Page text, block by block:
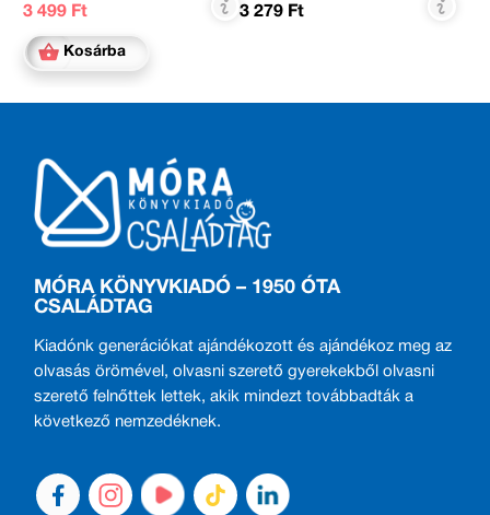
3 499 Ft
Kosárba
3 279 Ft
MÓRA KÖNYVKIADÓ – 1950 ÓTA
CSALÁDTAG
Kiadónk generációkat ajándékozott és ajándékoz meg az
olvasás örömével, olvasni szerető gyerekekből olvasni
szerető felnőttek lettek, akik mindezt továbbadták a
következő nemzedéknek.